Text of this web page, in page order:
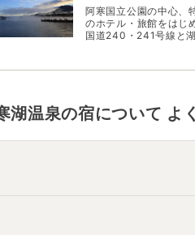
阿寒国立公園の中心、
のホテル・旅館をはじめ飲
国道240・241号線と
面しているため部屋
周辺は野生動物が暮
地に生きた民族の伝承
湖温泉の宿について よ